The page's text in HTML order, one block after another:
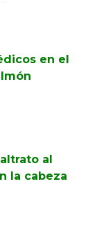
en el
al
la cabeza